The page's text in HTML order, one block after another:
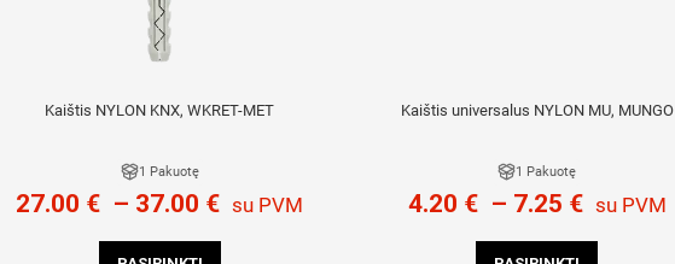
Kaištis NYLON KNX, WKRET-MET
1 Pakuotę
27.00 € – 37.00 € su PVM
Kaištis universalus NYLON MU, MUNGO
1 Pakuotę
4.20 € – 7.25 € su PVM